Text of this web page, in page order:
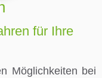
für Ihre
Möglichkeiten bei